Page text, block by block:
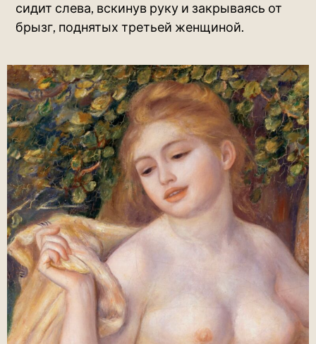
сидит слева, вскинув руку и закрываясь от
брызг, поднятых третьей женщиной.